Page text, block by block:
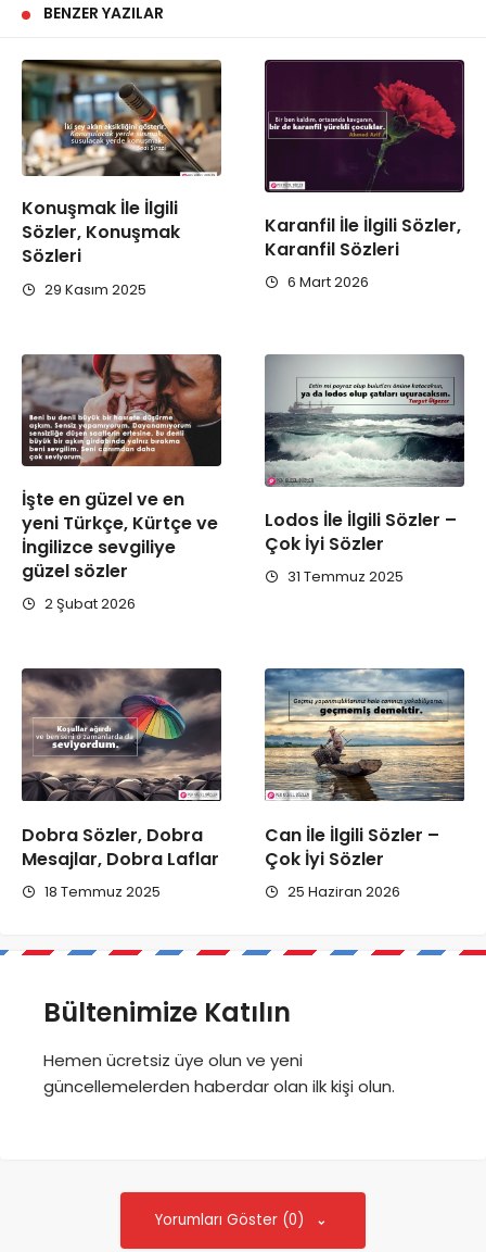
BENZER YAZILAR
Konuşmak İle İlgili
Sözler, Konuşmak
Sözleri
29 Kasım 2025
Karanfil İle İlgili Sözler,
Karanfil Sözleri
6 Mart 2026
İşte en güzel ve en
yeni Türkçe, Kürtçe ve
İngilizce sevgiliye
güzel sözler
2 Şubat 2026
Lodos İle İlgili Sözler –
Çok İyi Sözler
31 Temmuz 2025
Dobra Sözler, Dobra
Mesajlar, Dobra Laflar
18 Temmuz 2025
Can İle İlgili Sözler –
Çok İyi Sözler
25 Haziran 2026
Bültenimize Katılın
Hemen ücretsiz üye olun ve yeni
güncellemelerden haberdar olan ilk kişi olun.
Yorumları Göster (0)